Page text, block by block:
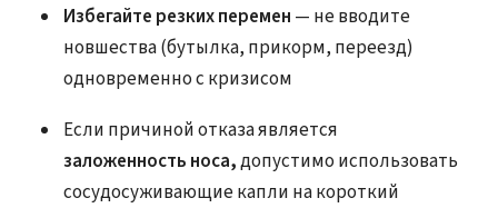
Избегайте резких перемен — не вводите
новшества (бутылка, прикорм, переезд)
одновременно с кризисом
Если причиной отказа является
заложенность носа,допустимо использовать
сосудосуживающие капли на короткий